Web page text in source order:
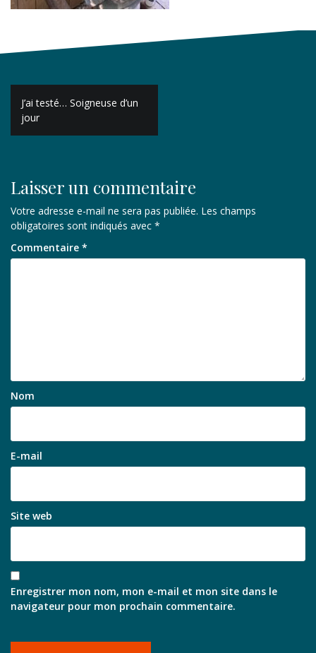
Navigation
de
l’article
J’ai testé… Soigneuse d’un
jour
Laisser un commentaire
Votre adresse e-mail ne sera pas publiée. Les champs
obligatoires sont indiqués avec *
Commentaire *
Nom
E-mail
Site web
Enregistrer mon nom, mon e-mail et mon site dans le
navigateur pour mon prochain commentaire.